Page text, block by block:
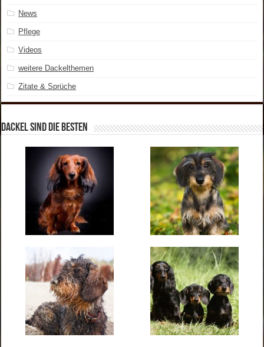
News
Pflege
Videos
weitere Dackelthemen
Zitate & Sprüche
Dackel sind die Besten